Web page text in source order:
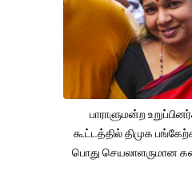
பாராளுமன்ற
கூட்டத்தில் திமுக
பொது செயலாளருமான